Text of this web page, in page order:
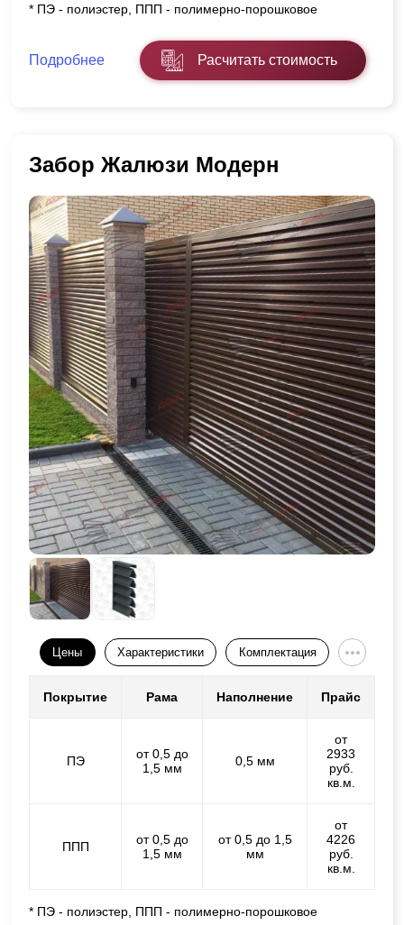
* ПЭ - полиэстер, ППП - полимерно-порошковое
Подробнее Расчитать стоимость
Забор Жалюзи Модерн
Цены Характеристики Комплектация
Покрытие Рама Наполнение Прайс
ПЭ
от 0,5 до
1,5 мм
0,5 мм
от
2933
руб.
кв.м.
ППП
от 0,5 до
1,5 мм
от 0,5 до 1,5
мм
от
4226
руб.
кв.м.
* ПЭ - полиэстер, ППП - полимерно-порошковое